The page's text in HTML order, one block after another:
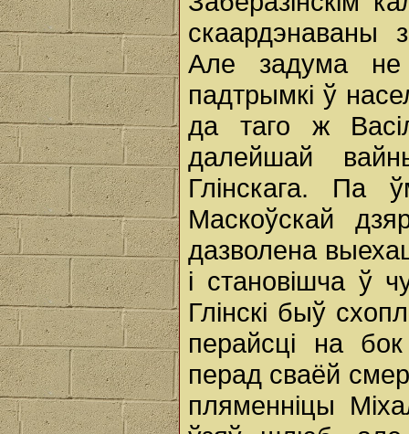
скаардэнаваны
Але задума не
падтрымкі ў
да таго ж
далейшай
Глінскага. Па
Маскоўскай
дазволена
і становішча ў
Глінскі быў
перайсці на
перад сваёй
пляменніцы